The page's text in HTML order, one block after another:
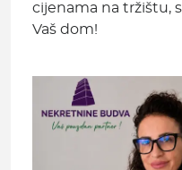
cijenama na tržištu,
Vaš dom!